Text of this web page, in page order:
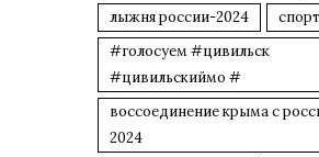
лыжня россии-2024
спорт
#голосуем #цивильск
#цивильскиймо #
воссоединение крыма с
2024